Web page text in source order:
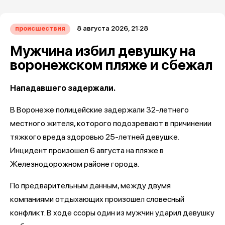
происшествия 8 августа 2026, 21:28
Мужчина избил девушку на
воронежском пляже и сбежал
Нападавшего задержали.
В Воронеже полицейские задержали 32-летнего
местного жителя, которого подозревают в причинении
тяжкого вреда здоровью 25-летней девушке.
Инцидент произошел 6 августа на пляже в
Железнодорожном районе города.
По предварительным данным, между двумя
компаниями отдыхающих произошел словесный
конфликт. В ходе ссоры один из мужчин ударил девушку